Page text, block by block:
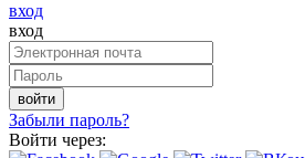
вход
вход
войти
Забыли пароль?
Войти через: